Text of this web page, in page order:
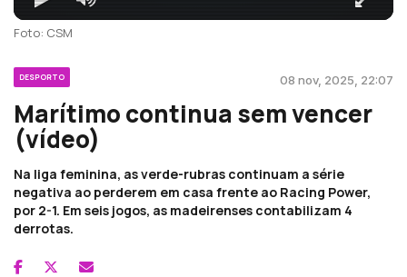
Foto: CSM
DESPORTO 08 nov, 2025, 22:07
Marítimo continua sem vencer
(vídeo)
Na liga feminina, as verde-rubras continuam a série
negativa ao perderem em casa frente ao Racing Power,
por 2-1. Em seis jogos, as madeirenses contabilizam 4
derrotas.